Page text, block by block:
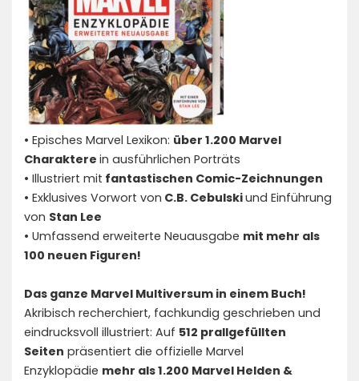
• Episches Marvel Lexikon: über 1.200 Marvel
Charaktere in ausführlichen Porträts
• Illustriert mit fantastischen Comic-Zeichnungen
• Exklusives Vorwort von C.B. Cebulskiund Einführung
von Stan Lee
• Umfassend erweiterte Neuausgabe mit mehr als
100 neuen Figuren!
Das ganze Marvel Multiversum in einem Buch!
Akribisch recherchiert, fachkundig geschrieben und
eindrucksvoll illustriert: Auf 512 prallgefüllten
Seiten präsentiert die offizielle Marvel
Enzyklopädie mehr als 1.200 Marvel Helden &